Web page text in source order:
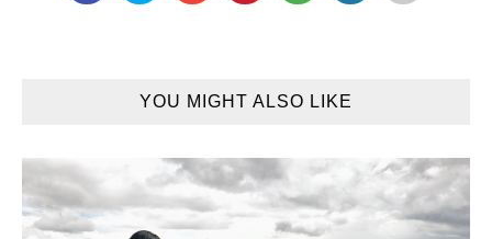
YOU MIGHT ALSO LIKE